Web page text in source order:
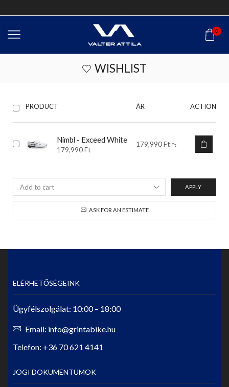
0
WISHLIST
PRODUCT ÁR ACTION
Nimbl - Exceed White
179,990Ft
179,990Ft Ft
APPLY
ASK FOR AN ESTIMATE
ELÉRHETŐSÉGEINK
Ügyfélszolgálat: 10:00 – 18:00
Email: info@grintabike.hu
Telefon: +36 70 621 4141
JOGI DOKUMENTUMOK